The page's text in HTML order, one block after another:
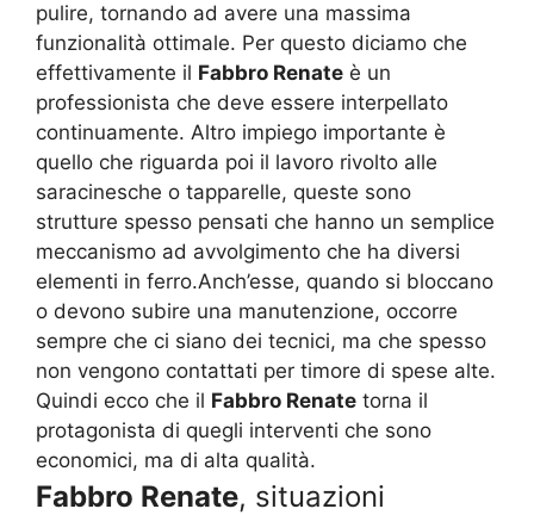
pulire, tornando ad avere una massima
funzionalità ottimale. Per questo diciamo che
effettivamente il Fabbro Renate è un
professionista che deve essere interpellato
continuamente. Altro impiego importante è
quello che riguarda poi il lavoro rivolto alle
saracinesche o tapparelle, queste sono
strutture spesso pensati che hanno un semplice
meccanismo ad avvolgimento che ha diversi
elementi in ferro.Anch’esse, quando si bloccano
o devono subire una manutenzione, occorre
sempre che ci siano dei tecnici, ma che spesso
non vengono contattati per timore di spese alte.
Quindi ecco che il Fabbro Renate torna il
protagonista di quegli interventi che sono
economici, ma di alta qualità.
Fabbro Renate, situazioni